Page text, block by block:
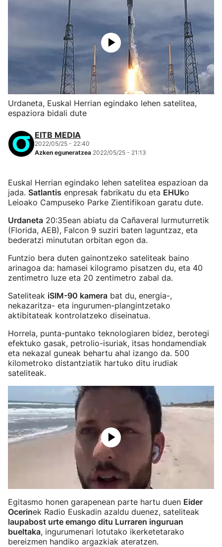
Urdaneta, Euskal Herrian egindako lehen satelitea,
espaziora bidali dute
EITB MEDIA
2022/05/25 - 22:40
Azken eguneratzea 2022/05/25 - 21:13
Euskal Herrian egindako lehen satelitea espazioan da
jada. Satlantis enpresak fabrikatu du eta EHUko
Leioako Campuseko Parke Zientifikoan garatu dute.
Urdaneta 20:35ean abiatu da Cañaveral lurmuturretik
(Florida, AEB), Falcon 9 suziri baten laguntzaz, eta
bederatzi minututan orbitan egon da.
Funtzio bera duten gainontzeko sateliteak baino
arinagoa da: hamasei kilogramo pisatzen du, eta 40
zentimetro luze eta 20 zentimetro zabal da.
Sateliteak iSIM-90 kamera bat du, energia-,
nekazaritza- eta ingurumen-plangintzetako
aktibitateak kontrolatzeko diseinatua.
Horrela, punta-puntako teknologiaren bidez, berotegi
efektuko gasak, petrolio-isuriak, itsas hondamendiak
eta nekazal guneak behartu ahal izango da. 500
kilometroko distantziatik hartuko ditu irudiak
sateliteak.
Egitasmo honen garapenean parte hartu duen Eider
Ocerinek Radio Euskadin azaldu duenez, sateliteak
laupabost urte emango ditu Lurraren inguruan
bueltaka, ingurumenari lotutako ikerketetarako
bereizmen handiko argazkiak ateratzen.